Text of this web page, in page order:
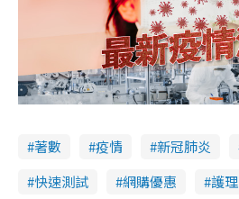
著數 疫情 新冠肺炎
快速測試
網購優惠 護理